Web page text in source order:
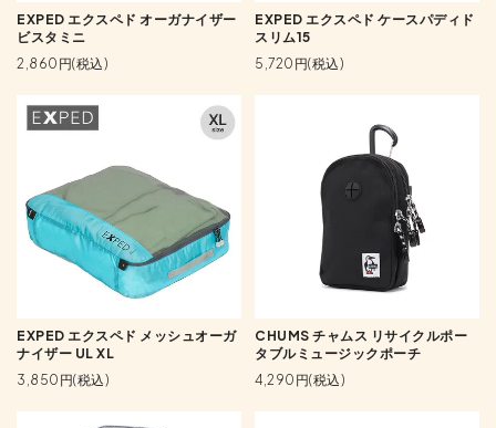
EXPED エクスペド オーガナイザー
ビスタミニ
2,860円(税込)
EXPED エクスペド ケースパディド
スリム15
5,720円(税込)
EXPED エクスペド メッシュオーガ
ナイザー UL XL
3,850円(税込)
CHUMS チャムス リサイクルポー
タブルミュージックポーチ
4,290円(税込)